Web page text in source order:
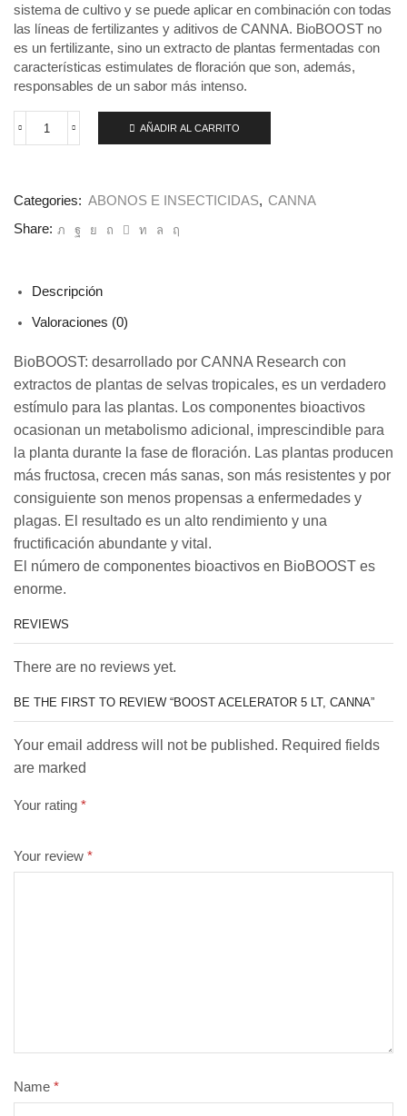
sistema de cultivo y se puede aplicar en combinación con todas
las líneas de fertilizantes y aditivos de CANNA. BioBOOST no
es un fertilizante, sino un extracto de plantas fermentadas con
características estimulates de floración que son, además,
responsables de un sabor más intenso.
Boost
Canna
AÑADIR AL CARRITO
Categories: ABONOS E INSECTICIDAS, CANNA
Share:
Descripción
Valoraciones (0)
BioBOOST: desarrollado por CANNA Research con
extractos de plantas de selvas tropicales, es un verdadero
estímulo para las plantas. Los componentes bioactivos
ocasionan un metabolismo adicional, imprescindible para
la planta durante la fase de floración. Las plantas producen
más fructosa, crecen más sanas, son más resistentes y por
consiguiente son menos propensas a enfermedades y
plagas. El resultado es un alto rendimiento y una
fructificación abundante y vital.
El número de componentes bioactivos en BioBOOST es
enorme.
REVIEWS
There are no reviews yet.
BE THE FIRST TO REVIEW “BOOST ACELERATOR 5 LT, CANNA”
Your email address will not be published. Required fields
are marked
Your rating *
Your review *
Name *